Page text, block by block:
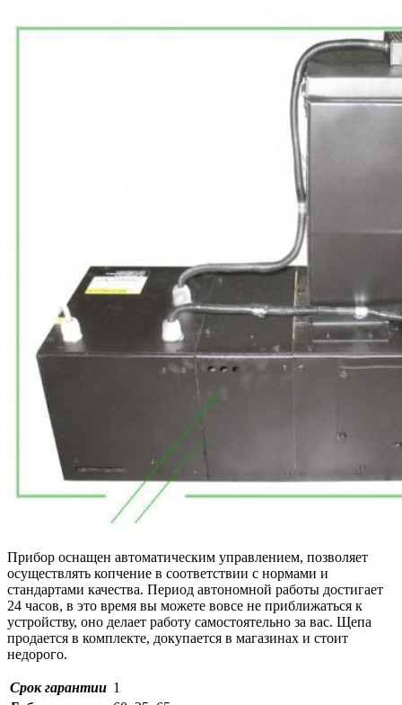
Прибор оснащен автоматическим управлением, позволяет
осуществлять копчение в соответствии с нормами и
стандартами качества. Период автономной работы достигает
24 часов, в это время вы можете вовсе не приближаться к
устройству, оно делает работу самостоятельно за вас. Щепа
продается в комплекте, докупается в магазинах и стоит
недорого.
Срок гарантии 1